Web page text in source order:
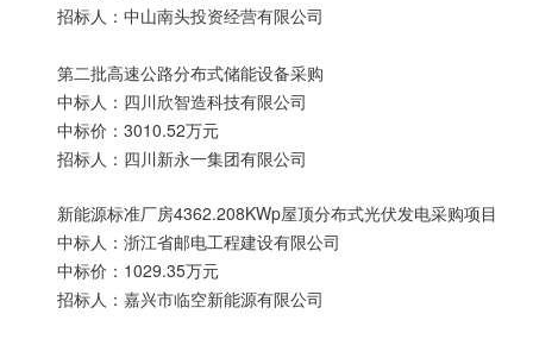
招标人：中山南头投资经营有限公司
第二批高速公路分布式储能设备采购
中标人：四川欣智造科技有限公司
中标价：3010.52万元
招标人：四川新永一集团有限公司
新能源标准厂房4362.208KWp屋顶分布式光伏发电采购项目
中标人：浙江省邮电工程建设有限公司
中标价：1029.35万元
招标人：嘉兴市临空新能源有限公司